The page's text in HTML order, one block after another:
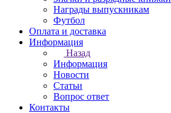
Награды выпускникам
Футбол
Оплата и доставка
Информация
Назад
Информация
Новости
Статьи
Вопрос ответ
Контакты